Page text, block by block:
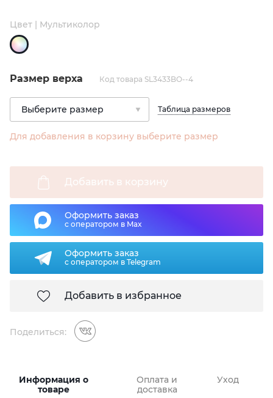
Цвет | Мультиколор
Размер верха Код товара SL3433BO--4
Таблица размеров
Для добавления в корзину выберите размер
Добавить в корзину
Оформить заказ
с оператором в Max
Оформить заказ
с оператором в Telegram
Добавить в избранное
Поделиться:
Информация о
товаре
Оплата и
доставка
Уход